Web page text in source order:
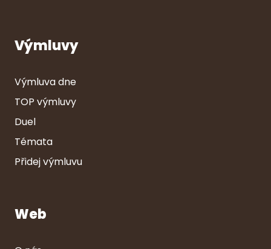
Výmluvy
Výmluva dne
TOP výmluvy
Duel
Témata
Přidej výmluvu
Web